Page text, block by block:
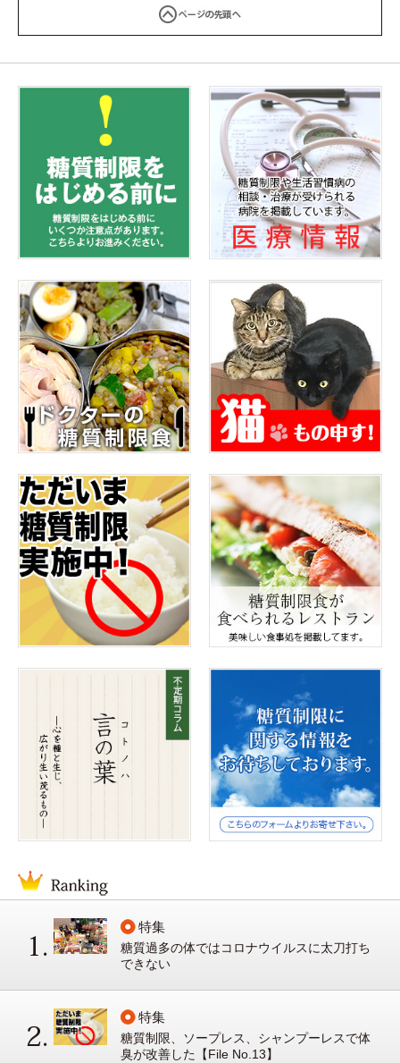
特集
糖質過多の体ではコロナウイルスに太刀打ち
できない
特集
糖質制限、ソープレス、シャンプーレスで体
臭が改善した【File No.13】